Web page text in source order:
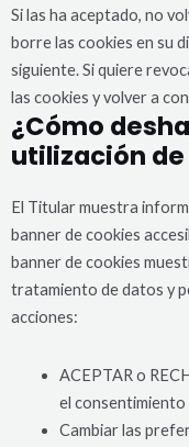
Si las ha aceptado, no
borre las cookies en su
siguiente. Si quiere
las cookies y volver a
¿Cómo
utilización
El Titular muestra
banner de cookies
banner de cookies
tratamiento de datos y
acciones:
ACEPTAR o
el
Cambiar las